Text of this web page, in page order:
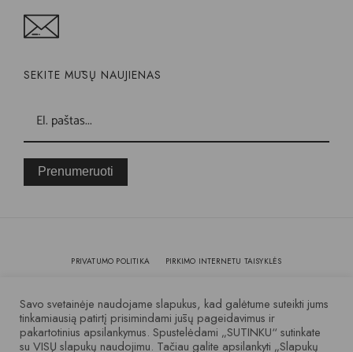
SEKITE MŪSŲ NAUJIENAS
Prenumeruoti
© 2007 – 2025 Visos teisės saugomos
PRIVATUMO POLITIKA
PIRKIMO INTERNETU TAISYKLĖS
Savo svetainėje naudojame slapukus, kad galėtume suteikti jums
tinkamiausią patirtį prisimindami jūsų pageidavimus ir
pakartotinius apsilankymus. Spustelėdami „SUTINKU“ sutinkate
su VISŲ slapukų naudojimu. Tačiau galite apsilankyti „Slapukų